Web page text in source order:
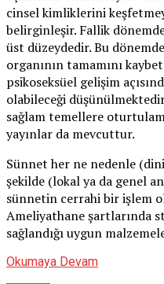
cinsel kimliklerini
belirginleşir. Fallik
üst düzeydedir. Bu
organının tamamını
psikoseksüel gelişim
olabileceği
sağlam temellere
yayınlar da mevcuttur.
Sünnet her ne nedenle
şekilde (lokal ya da genel
sünnetin cerrahi bir işlem
Ameliyathane şartlarında
sağlandığı uygun
Okumaya Devam